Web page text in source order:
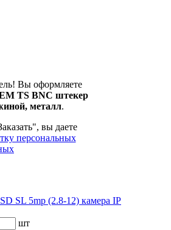
Вы оформляете
TS BNC штекер
металл.
вы даете
персональных
SL 5mp (2.8-12) камера IP
шт